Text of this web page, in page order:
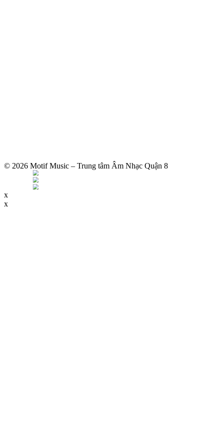
© 2026 Motif Music – Trung tâm Âm Nhạc Quận 8
x
x